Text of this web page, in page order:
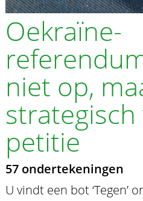
Oekraïne-
niet op,
strategisch
petitie
57 ondertekeningen
U vindt een bot ‘Tegen’